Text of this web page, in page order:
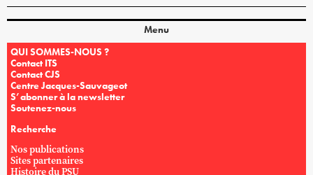
Menu
QUI SOMMES-NOUS ?
Contact ITS
Contact CJS
Centre Jacques-Sauvageot
S’abonner à la newsletter
Soutenez-nous
Recherche
Nos publications
Sites partenaires
Histoire du PSU